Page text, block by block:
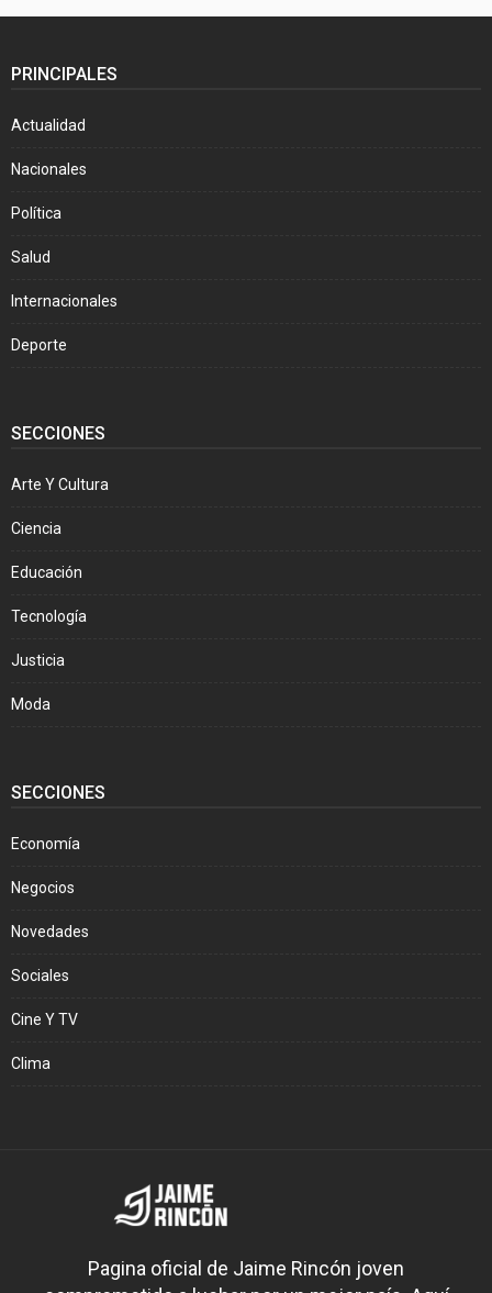
PRINCIPALES
Actualidad
Nacionales
Política
Salud
Internacionales
Deporte
SECCIONES
Arte Y Cultura
Ciencia
Educación
Tecnología
Justicia
Moda
SECCIONES
Economía
Negocios
Novedades
Sociales
Cine Y TV
Clima
Pagina oficial de Jaime Rincón joven